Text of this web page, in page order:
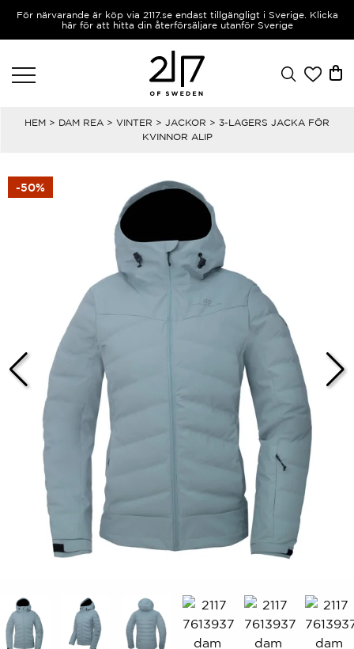
För närvarande är köp via 2117.se endast tillgängligt i Sverige. Klicka
här för att hitta din återförsäljare utanför Sverige
HEM > DAM REA > VINTER > JACKOR > 3-LAGERS JACKA FÖR
KVINNOR ALIP
-50%